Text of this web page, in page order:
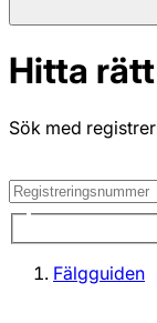
Hitta
Sök med
Fälgguiden